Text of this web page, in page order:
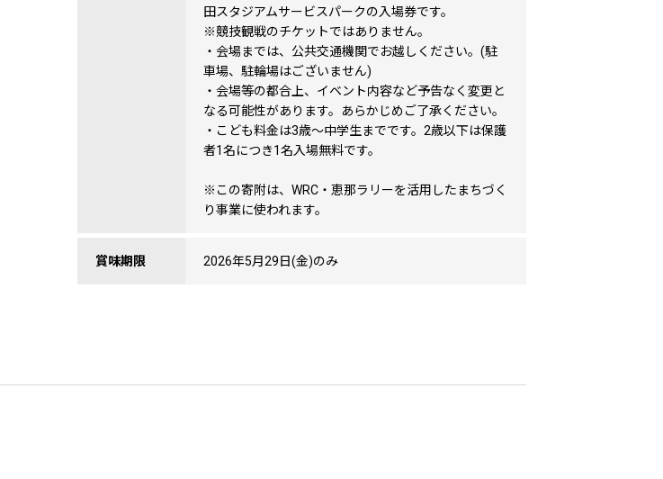
田スタジアムサービスパークの入場券です。
※競技観戦のチケットではありません。
・会場までは、公共交通機関でお越しください。(駐
車場、駐輪場はございません)
・会場等の都合上、イベント内容など予告なく変更と
なる可能性があります。あらかじめご了承ください。
・こども料金は3歳〜中学生までです。2歳以下は保護
者1名につき1名入場無料です。
※この寄附は、WRC・恵那ラリーを活用したまちづく
り事業に使われます。
賞味期限 2026年5月29日(金)のみ